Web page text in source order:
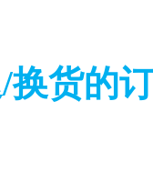
/换货